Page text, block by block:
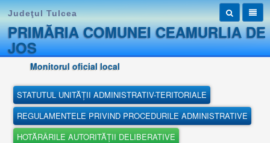
Judeţul Tulcea
PRIMĂRIA COMUNEI CEAMURLIA DE
JOS
Monitorul oficial local
STATUTUL UNITĂȚII ADMINISTRATIV-TERITORIALE
REGULAMENTELE PRIVIND PROCEDURILE ADMINISTRATIVE
HOTĂRÂRILE AUTORITĂȚII DELIBERATIVE